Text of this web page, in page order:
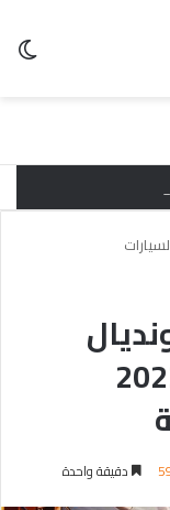
في قطر 2022
دقيقة واحدة